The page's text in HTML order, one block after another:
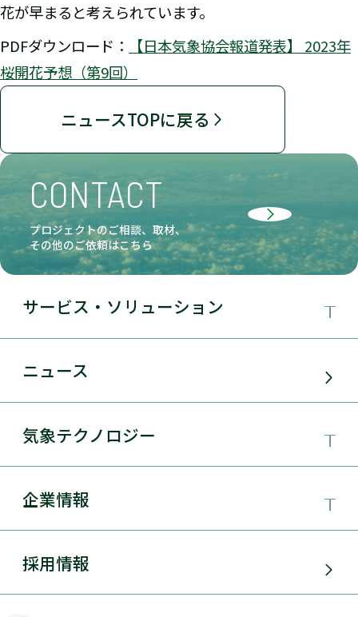
花が早まると考えられています。
PDFダウンロード：
【日本気象協会報道発表】 2023年
桜開花予想（第9回）
ニュースTOPに戻る
CONTACT
プロジェクトのご相談、取材、
その他のご依頼はこちら
サービス・ソリューション
事業領域
サービス・ソリューション
太陽光発電
環境アセスメント
ニュース
気象テクノロジー
気象テクノロジー
総合数値気象予測システムSYNFOS
企業情報
日本気象協会とは
組織概要
採用情報